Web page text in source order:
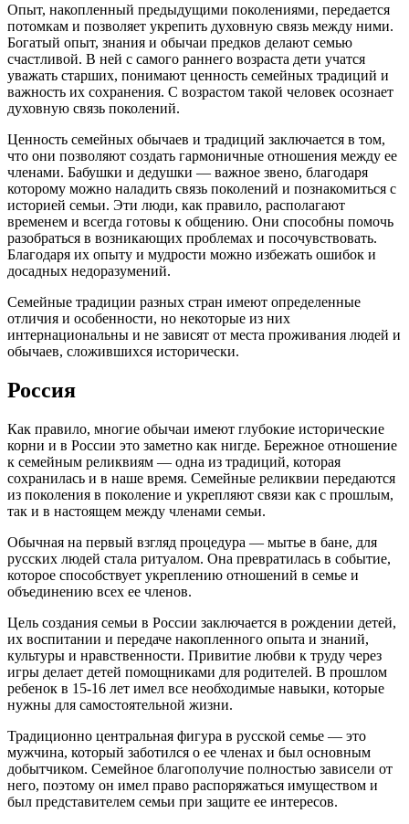
Опыт, накопленный предыдущими поколениями, передается
потомкам и позволяет укрепить духовную связь между ними.
Богатый опыт, знания и обычаи предков делают семью
счастливой. В ней с самого раннего возраста дети учатся
уважать старших, понимают ценность семейных традиций и
важность их сохранения. С возрастом такой человек осознает
духовную связь поколений.
Ценность семейных обычаев и традиций заключается в том,
что они позволяют создать гармоничные отношения между ее
членами. Бабушки и дедушки — важное звено, благодаря
которому можно наладить связь поколений и познакомиться с
историей семьи. Эти люди, как правило, располагают
временем и всегда готовы к общению. Они способны помочь
разобраться в возникающих проблемах и посочувствовать.
Благодаря их опыту и мудрости можно избежать ошибок и
досадных недоразумений.
Семейные традиции разных стран имеют определенные
отличия и особенности, но некоторые из них
интернациональны и не зависят от места проживания людей и
обычаев, сложившихся исторически.
Россия
Как правило, многие обычаи имеют глубокие исторические
корни и в России это заметно как нигде. Бережное отношение
к семейным реликвиям — одна из традиций, которая
сохранилась и в наше время. Семейные реликвии передаются
из поколения в поколение и укрепляют связи как с прошлым,
так и в настоящем между членами семьи.
Обычная на первый взгляд процедура — мытье в бане, для
русских людей стала ритуалом. Она превратилась в событие,
которое способствует укреплению отношений в семье и
объединению всех ее членов.
Цель создания семьи в России заключается в рождении детей,
их воспитании и передаче накопленного опыта и знаний,
культуры и нравственности. Привитие любви к труду через
игры делает детей помощниками для родителей. В прошлом
ребенок в 15-16 лет имел все необходимые навыки, которые
нужны для самостоятельной жизни.
Традиционно центральная фигура в русской семье — это
мужчина, который заботился о ее членах и был основным
добытчиком. Семейное благополучие полностью зависели от
него, поэтому он имел право распоряжаться имуществом и
был представителем семьи при защите ее интересов.